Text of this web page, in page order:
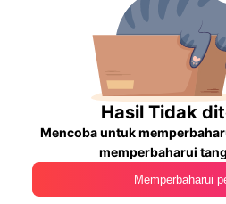
Hasil Tidak
Mencoba untuk
memperbaharui
Memperbaharui